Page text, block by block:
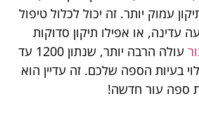
עמוק יותר. זה יכול לכלול טיפול
עדינה, או אפילו תיקון סדוקות
עולה הרבה יותר, שנתון 1200 עד
בעיות הספה שלכם. זה עדיין הוא
ספה עור חדשה!